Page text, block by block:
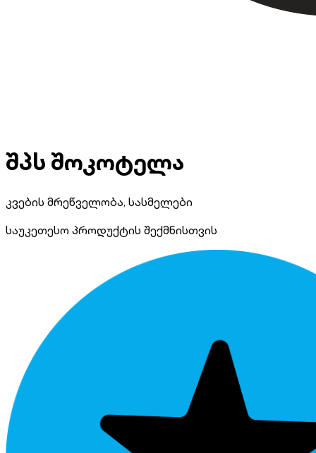
შპს შოკოტელა
კვების მრეწველობა, სასმელები
საუკეთესო პროდუქტის შექმნისთვის